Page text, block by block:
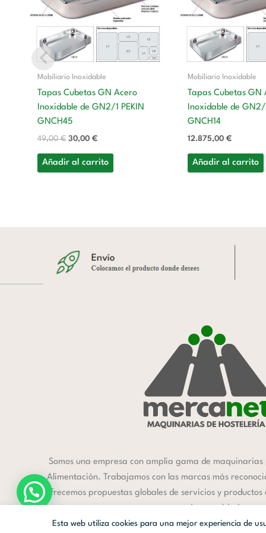
Mobiliario Inoxidable
Tapas Cubetas GN Acero
Inoxidable de GN2/1 PEKIN
GNCH45
49,00€ 30,00€
Añadir al carrito
Mobiliario Inoxidable
Tapas Cubetas GN
Inoxidable de GN2/
GNCH14
12.875,00€
Añadir al carrito
Somos una empresa con amplia gama de maquinarias
Alimentación. Trabajamos con las marcas más
ofrecemos propuestas globales de servicios y
Esta web utiliza cookies para una mejor experiencia de